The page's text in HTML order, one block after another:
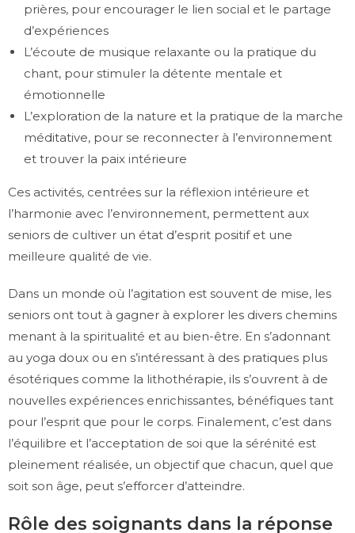
prières, pour encourager le lien social et le partage
d’expériences
L’écoute de musique relaxante ou la pratique du
chant, pour stimuler la détente mentale et
émotionnelle
L’exploration de la nature et la pratique de la marche
méditative, pour se reconnecter à l’environnement
et trouver la paix intérieure
Ces activités, centrées sur la réflexion intérieure et
l’harmonie avec l’environnement, permettent aux
seniors de cultiver un état d’esprit positif et une
meilleure qualité de vie.
Dans un monde où l’agitation est souvent de mise, les
seniors ont tout à gagner à explorer les divers chemins
menant à la spiritualité et au bien-être. En s’adonnant
au yoga doux ou en s’intéressant à des pratiques plus
ésotériques comme la lithothérapie, ils s’ouvrent à de
nouvelles expériences enrichissantes, bénéfiques tant
pour l’esprit que pour le corps. Finalement, c’est dans
l’équilibre et l’acceptation de soi que la sérénité est
pleinement réalisée, un objectif que chacun, quel que
soit son âge, peut s’efforcer d’atteindre.
Rôle des soignants dans la réponse